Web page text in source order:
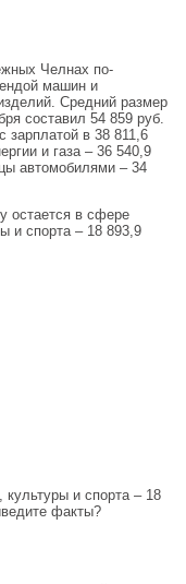
Челнах по-
машин и
Средний размер
составил 54 859 руб.
зарплатой в 38 811,6
и газа – 36 540,9
автомобилями – 34
остается в сфере
и спорта – 18 893,9
культуры и спорта – 18
факты?